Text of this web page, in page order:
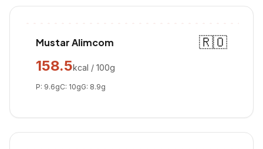
Mustar Alimcom
🇷🇴
158.5kcal / 100g
P: 9.6gC: 10gG: 8.9g